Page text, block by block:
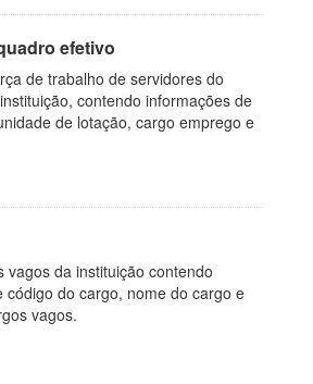
efetivo
de trabalho de servidores do
contendo informações de
de lotação, cargo emprego e
vagos da instituição contendo
código do cargo, nome do cargo e
vagos.